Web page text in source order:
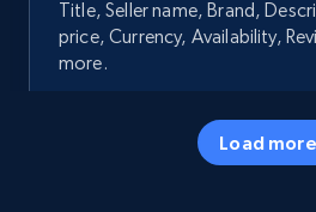
Title, Seller name, Brand,
price, Currency, Availability,
more.
5.7K+
Load more